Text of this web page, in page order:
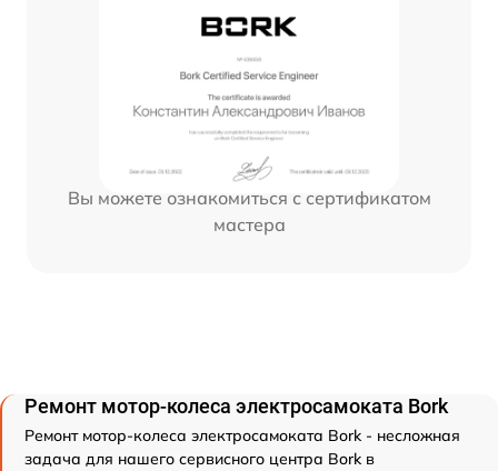
Вы можете ознакомиться с сертификатом
мастера
Ремонт мотор-колеса электросамоката Bork
Ремонт мотор-колеса электросамоката Bork - несложная
задача для нашего сервисного центра Bork в